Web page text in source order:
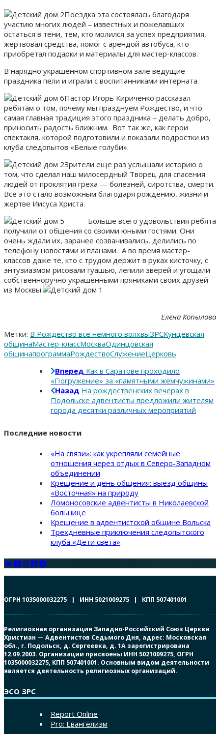
Поездка эта состоялась благодаря
участию многих людей ‒ известных и пожелавших
остаться в тени, тем, кто молился за успех предприятия,
жертвовал средства, помог с арендой автобуса, кто
приобретал подарки и материалы для мастер-классов.
В нарядно украшенном спортивном зале ведущие
праздника пели и играли с воспитанниками интерната.
Пастор Игорь Кириченко рассказал
ребятам о том, почему мы празднуем Рождество, и что
самая главная традиция этого праздника ‒ делать добро,
приносить радость ближним. Вот так же, как герои
спектакля, которой подготовили и показали подростки из
клуба следопытов «Белые голуби».
Зрители еще раз услышали историю о
том, что сделал наш милосердный Творец для спасения
людей от проклятия греха — болезней, сиротства, смерти.
Все это стало возможным благодаря рождению, жизни и
жертве Иисуса Христа.
Больше всего удовольствия ребята
получили от общения со своими юными гостями. Они
очень ждали их, заранее созванивались, делились по
телефону новостями и планами. А во время мастер-
классов даже те, кто с трудом держит в руках кисточку, с
энтузиазмом рисовали гуашью, лепили зверей и угощали
собственноручно украшенными пряниками своих друзей
из Москвы.
Елена Копылова
Метки: В Рождество все немного волхвыЗРСКунцевская
общинаМастер-классМоскваОдинцовская
общинапрограммаРождествоСлужениеЦерковь
Вперед Как в Саратове проходило
«Погружение» за «памятными жемчужинами»
Назад На рождественских вечерах в
Подольске адвентисты предложили жителям
города десятки различных мероприятий
Последние новости
«На связи»: как укрепляли семейные
отношения через отдых в Северо-Западном
объединении
Крещение и день общения: выезд общины
«Восточная» на природу
Ломоносовские адвентисты в Николаевской
больнице
Крещение в адвентистской общине Вольска
Трехдневные приключения следопытского
клуба «Дети света»
ОГРН 1035000032275 | ИНН 5021009275 | КПП 507401001
Религиозная организация Западно-Российский Союз Церкви
Христиан — Адвентистов Седьмого Дня, адрес: Московская
обл., г. Подольск, д. Сергеевка, д. 1А зарегистрирована
12.09.2003. Организации присвоены ИНН 5021009275, ОГРН
1035000032275, КПП 507401001. Основным видом деятельности
является деятельность религиозных организаций.
ЭСО ЗРС
Report Online
Pro: Евангелизм